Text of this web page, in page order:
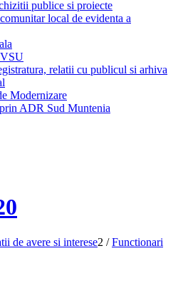
publice si proiecte
local de evidenta a
relatii cu publicul si arhiva
Modernizare
ADR Sud Muntenia
de avere si interese2 / Functionari